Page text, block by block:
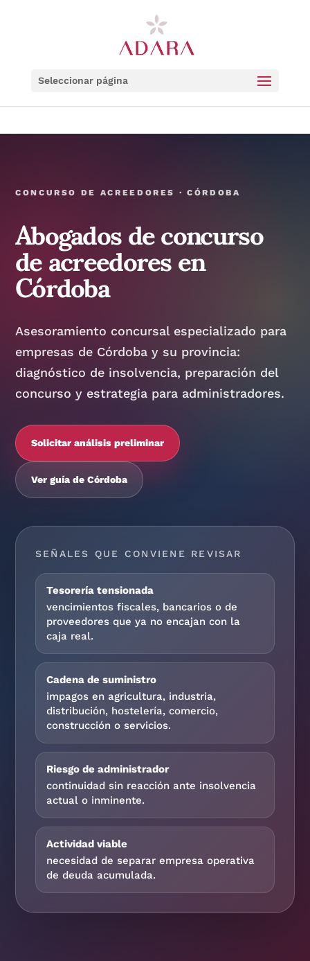
Seleccionar página
CONCURSO DE ACREEDORES · CÓRDOBA
Abogados de concurso
de acreedores en
Córdoba
Asesoramiento concursal especializado para
empresas de Córdoba y su provincia:
diagnóstico de insolvencia, preparación del
concurso y estrategia para administradores.
Solicitar análisis preliminar
Ver guía de Córdoba
SEÑALES QUE CONVIENE REVISAR
Tesorería tensionada
vencimientos fiscales, bancarios o de
proveedores que ya no encajan con la
caja real.
Cadena de suministro
impagos en agricultura, industria,
distribución, hostelería, comercio,
construcción o servicios.
Riesgo de administrador
continuidad sin reacción ante insolvencia
actual o inminente.
Actividad viable
necesidad de separar empresa operativa
de deuda acumulada.